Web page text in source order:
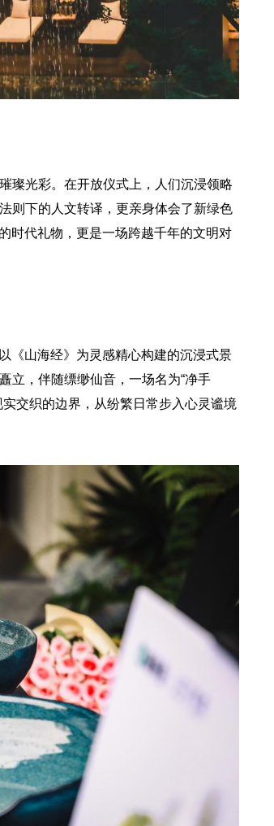
璨光彩。在开放仪式上，人们沉浸领略
则下的人文转译，更亲身体会了新绿色
时代礼物，更是一场跨越千年的文明对
《山海经》为灵感精心构建的沉浸式景
立，伴随缥缈仙音，一场名为“净手
交织的边界，从纷繁日常步入心灵谧境